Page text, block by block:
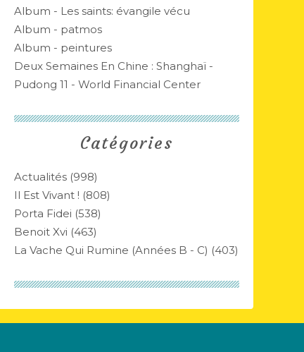
Catégories
Actualités (998)
Il Est Vivant ! (808)
Porta Fidei (538)
Benoit Xvi (463)
La Vache Qui Rumine (années B - C) (403)
Album - Les saints: évangile vécu
Album - patmos
Album - peintures
Deux Semaines En Chine : Shanghaï -
Pudong 11 - World Financial Center